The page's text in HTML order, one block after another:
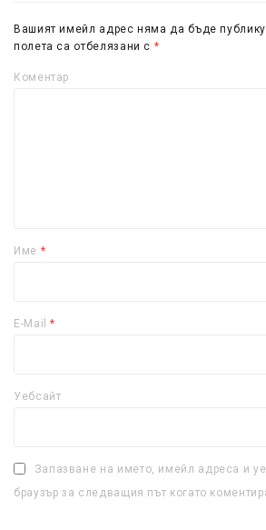
Вашият имейл адрес няма да бъде
полета са отбелязани с *
Коментар
Име *
E-Mail*
Уебсайт
Запазване на името, имейл адреса и
браузър за следващия път когато